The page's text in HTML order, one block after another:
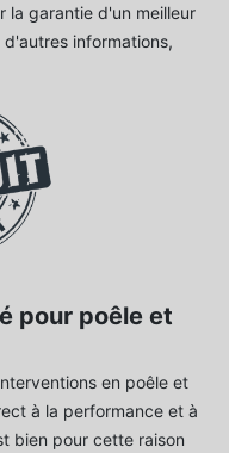
la garantie d'un meilleur
informations,
pour poêle et
en poêle et
à la performance et à
bien pour cette raison